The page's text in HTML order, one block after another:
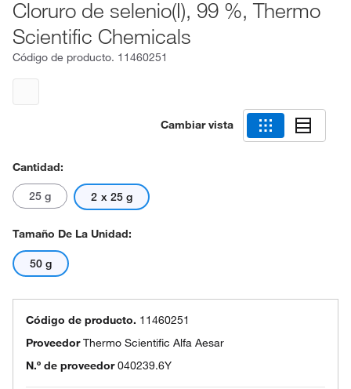
Cloruro de selenio(I), 99 %, Thermo
Scientific Chemicals
Código de producto. 11460251
Cambiar vista
Cantidad:
25 g 2 x 25 g
Tamaño De La Unidad:
50 g
Código de producto. 11460251
ProveedorThermo Scientific Alfa Aesar
N.º de proveedor 040239.6Y